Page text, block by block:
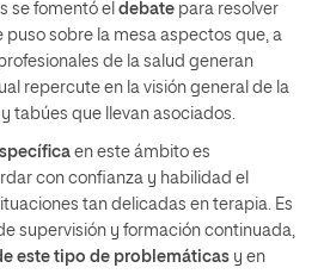
se fomentó el debate para resolver
sobre la mesa aspectos que, a
de la salud generan
repercute en la visión general de la
tabúes que llevan asociados.
en este ámbito es
con confianza y habilidad el
tan delicadas en terapia. Es
supervisión y formación continuada,
este tipo de problemáticas y en